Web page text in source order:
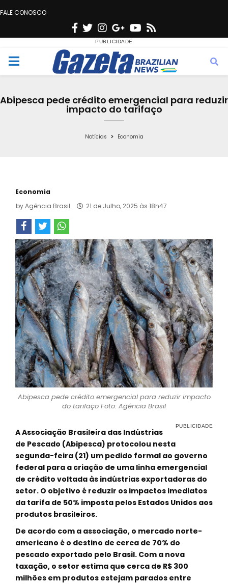
FALE CONOSCO
F
c
e
o
o
T
w
i
t
e
n
s
t
g
r
a
G
o
o
g
e
Y
u
t
b
s
M
Abipesca pede crédito emergencial para reduzir
impacto do tarifaço
Notícias Economia
Economia
byAgência Brasil 21 de Julho, 2025 às 18h47
Abipesca pede crédito emergencial para reduzir impacto
do tarifaço Foto: Agência Brasil
A Associação Brasileira das Indústrias
de Pescado (Abipesca) protocolou nesta
segunda-feira (21) um pedido formal ao governo
federal para a criação de uma linha emergencial
de crédito voltada às indústrias exportadoras do
setor. O objetivo é reduzir os impactos imediatos
da tarifa de 50% imposta pelos Estados Unidos aos
produtos brasileiros.
De acordo com a associação, o mercado norte-
americano é o destino de cerca de 70% do
pescado exportado pelo Brasil. Com a nova
taxação, o setor estima que cerca de R$ 300
milhões em produtos estejam parados entre